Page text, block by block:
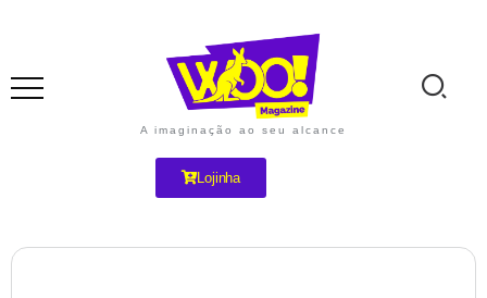
A imaginação ao seu alcance
Lojinha